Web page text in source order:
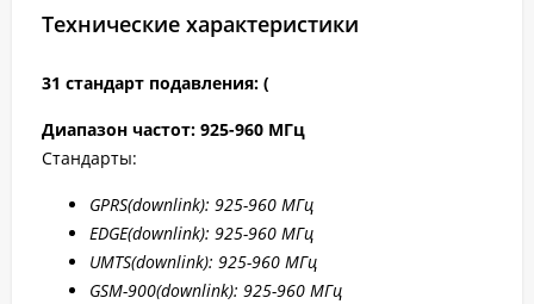
Технические характеристики
31 стандарт подавления: (
Диапазон частот: 925-960 МГц
Стандарты:
GPRS(downlink): 925-960 МГц
EDGE(downlink): 925-960 МГц
UMTS(downlink): 925-960 МГц
GSM-900(downlink): 925-960 МГц